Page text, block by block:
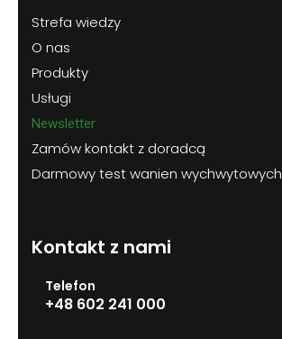
Strefa wiedzy
O nas
Produkty
Usługi
Newsletter
Zamów kontakt z doradcą
Darmowy test wanien wychwytowych
Kontakt z nami
Telefon
+48 602 241 000